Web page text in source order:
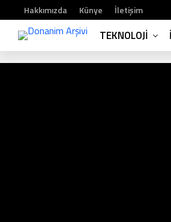
Hakkımızda Künye İletişim
TEKNOLOJI